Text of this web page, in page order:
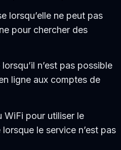
lorsqu’elle ne peut pas
pour chercher des
n’est pas possible
ligne aux comptes de
WiFi pour utiliser le
le service n’est pas